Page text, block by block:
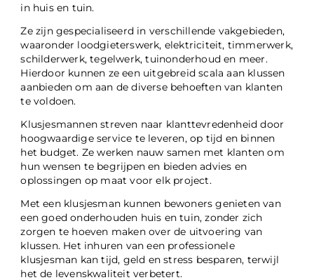
in huis en tuin.
Ze zijn gespecialiseerd in verschillende vakgebieden,
waaronder loodgieterswerk, elektriciteit, timmerwerk,
schilderwerk, tegelwerk, tuinonderhoud en meer.
Hierdoor kunnen ze een uitgebreid scala aan klussen
aanbieden om aan de diverse behoeften van klanten
te voldoen.
Klusjesmannen streven naar klanttevredenheid door
hoogwaardige service te leveren, op tijd en binnen
het budget. Ze werken nauw samen met klanten om
hun wensen te begrijpen en bieden advies en
oplossingen op maat voor elk project.
Met een klusjesman kunnen bewoners genieten van
een goed onderhouden huis en tuin, zonder zich
zorgen te hoeven maken over de uitvoering van
klussen. Het inhuren van een professionele
klusjesman kan tijd, geld en stress besparen, terwijl
het de levenskwaliteit verbetert.